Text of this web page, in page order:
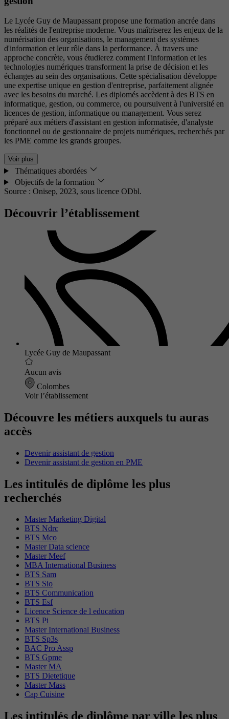
Le Lycée Guy de Maupassant propose une formation ancrée dans
les réalités de l'entreprise moderne. Vous maîtriserez les enjeux de la
numérisation des organisations, le management des systèmes
d'information et leur rôle dans la performance. À travers une
approche concrète, vous étudierez comment l'information et les
technologies numériques transforment la prise de décision et les
échanges au sein des organisations. Cette spécialisation développe
une expertise unique en gestion d'entreprise, parfaitement alignée
avec les besoins du marché. Les diplomés accèdent à des BTS en
informatique, gestion, ou commerce, ou poursuivent à l'université en
licences de gestion, informatique ou management. Vous serez
préparé aux métiers d'assistant en gestion informatisée, d'analyste
fonctionnel ou de gestionnaire de projets numériques, recherchés par
les PME comme les grands groupes.
Voir plus
Thématiques abordées
Objectifs de la formation
Source : Onisep, 2023, sous licence ODbl.
Découvrir l’établissement
Lycée Guy de Maupassant
Aucun avis
Colombes
Voir l’établissement
Découvre les métiers auxquels tu auras
accès
Devenir assistant de gestion
Devenir assistant de gestion en PME
Les intitulés de diplôme les plus
recherchés
Master Marketing Digital
BTS Ndrc
BTS Mco
Master Data science
Master Meef
MBA International Business
BTS Sam
BTS Sio
BTS Communication
BTS Esf
Licence Science de l education
BTS Pi
Master International Business
BTS Sp3s
BAC Pro Assp
BTS Gpme
Master MA
BTS Dietetique
Master Mass
Cap Cuisine
Les intitulés de diplôme par ville les plus